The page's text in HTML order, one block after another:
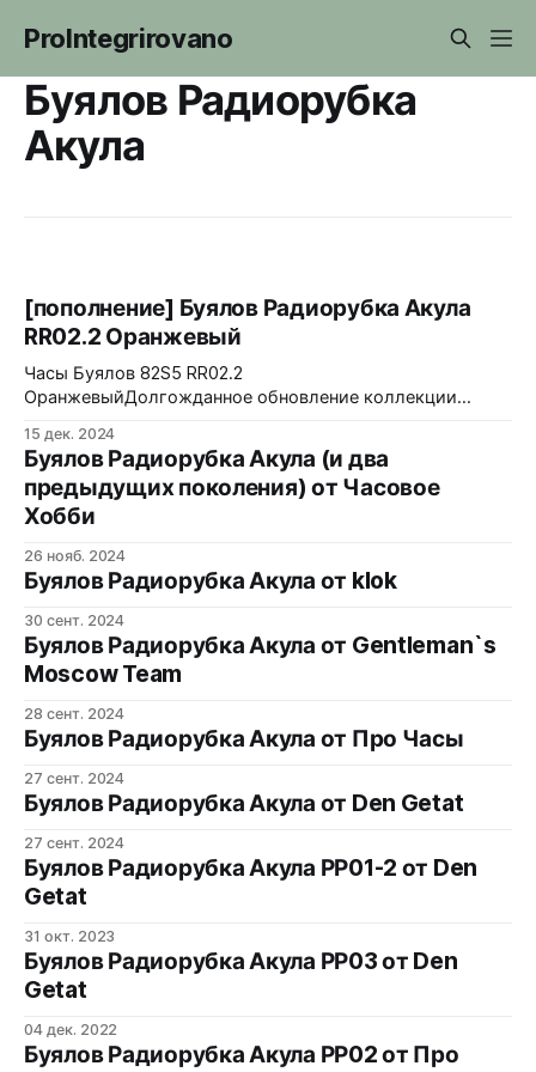
ProIntegrirovano
Буялов Радиорубка
Акула
[пополнение] Буялов Радиорубка Акула
RR02.2 Оранжевый
Часы Буялов 82S5 RR02.2
ОранжевыйДолгожданное обновление коллекции
обновленную модель “Буялов РР02.2 Акула”.
Узнаваемый массивный корпус диаметром 46,3 мм
стал еще тоньше, его высота всего 13,6 мм.
Сапфировое стекло с “антибликом” имеет покрытие
StoreEugenio от 31.03.2025
15 дек. 2024
Буялов Радиорубка Акула (и два
предыдущих поколения) от Часовое
Хобби
26 нояб. 2024
Буялов Радиорубка Акула от klok
30 сент. 2024
Буялов Радиорубка Акула от Gentleman`s
Moscow Team
28 сент. 2024
Буялов Радиорубка Акула от Про Часы
27 сент. 2024
Буялов Радиорубка Акула от Den Getat
27 сент. 2024
Буялов Радиорубка Акула РР01-2 от Den
Getat
31 окт. 2023
Буялов Радиорубка Акула РР03 от Den
Getat
04 дек. 2022
Буялов Радиорубка Акула РР02 от Про